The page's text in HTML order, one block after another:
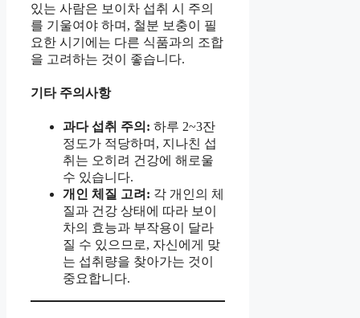
있는 사람은 보이차 섭취 시 주의
를 기울여야 하며, 철분 보충이 필
요한 시기에는 다른 식품과의 조합
을 고려하는 것이 좋습니다.
기타 주의사항
과다 섭취 주의: 하루 2~3잔
정도가 적당하며, 지나친 섭
취는 오히려 건강에 해로울
수 있습니다.
개인 체질 고려: 각 개인의 체
질과 건강 상태에 따라 보이
차의 효능과 부작용이 달라
질 수 있으므로, 자신에게 맞
는 섭취량을 찾아가는 것이
중요합니다.